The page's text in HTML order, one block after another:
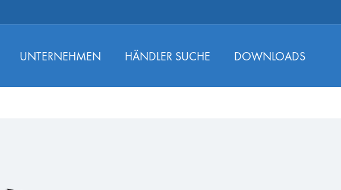
UNTERNEHMEN HÄNDLER SUCHE DOWNLOADS